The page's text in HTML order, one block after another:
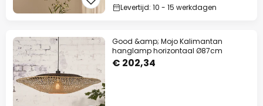
Levertijd: 10 - 15 werkdagen
Good &amp; Mojo Kalimantan
hanglamp horizontaal Ø87cm
€ 202,34